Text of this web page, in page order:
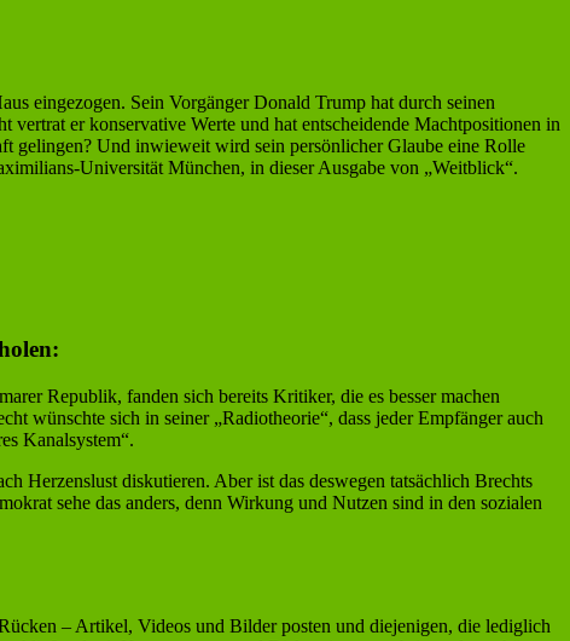
eingezogen. Sein Vorgänger Donald Trump hat durch seinen
er konservative Werte und hat entscheidende Machtpositionen in
gelingen? Und inwieweit wird sein persönlicher Glaube eine Rolle
Universität München, in dieser Ausgabe von „Weitblick“.
Republik, fanden sich bereits Kritiker, die es besser machen
wünschte sich in seiner „Radiotheorie“, dass jeder Empfänger auch
Kanalsystem“.
Herzenslust diskutieren. Aber ist das deswegen tatsächlich Brechts
sehe das anders, denn Wirkung und Nutzen sind in den sozialen
– Artikel, Videos und Bilder posten und diejenigen, die lediglich